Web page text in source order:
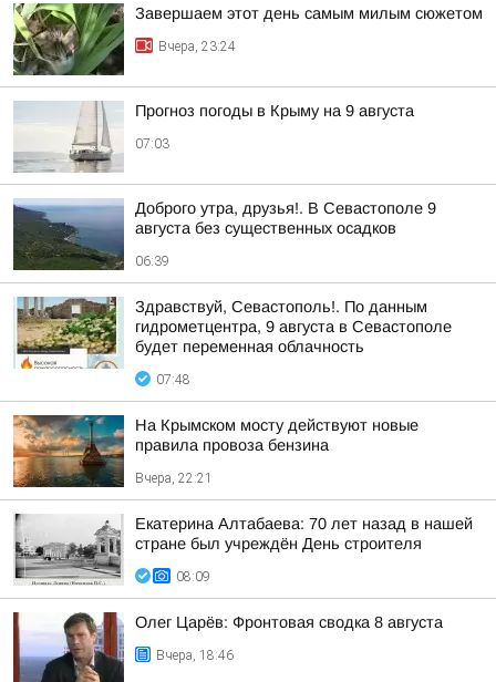
Завершаем этот день самым милым сюжетом
Вчера, 23:24
Прогноз погоды в Крыму на 9 августа
07:03
Доброго утра, друзья!. В Севастополе 9
августа без существенных осадков
06:39
Здравствуй, Севастополь!. По данным
гидрометцентра, 9 августа в Севастополе
будет переменная облачность
07:48
На Крымском мосту действуют новые
правила провоза бензина
Вчера, 22:21
Екатерина Алтабаева: 70 лет назад в нашей
стране был учреждён День строителя
08:09
Олег Царёв: Фронтовая сводка 8 августа
Вчера, 18:46